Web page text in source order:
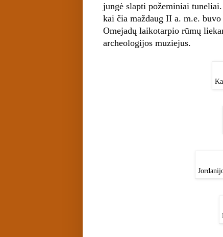
jungė slapti požeminiai
kai čia maždaug II a. m.e.
Omejadų laikotarpio rūmų
archeologijos muziejus.